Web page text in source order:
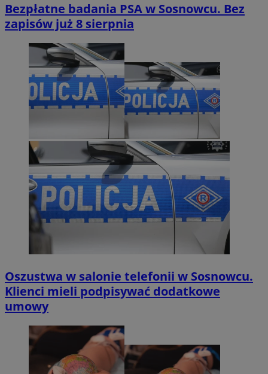
Bezpłatne badania PSA w Sosnowcu. Bez
zapisów już 8 sierpnia
Oszustwa w salonie telefonii w Sosnowcu.
Klienci mieli podpisywać dodatkowe
umowy